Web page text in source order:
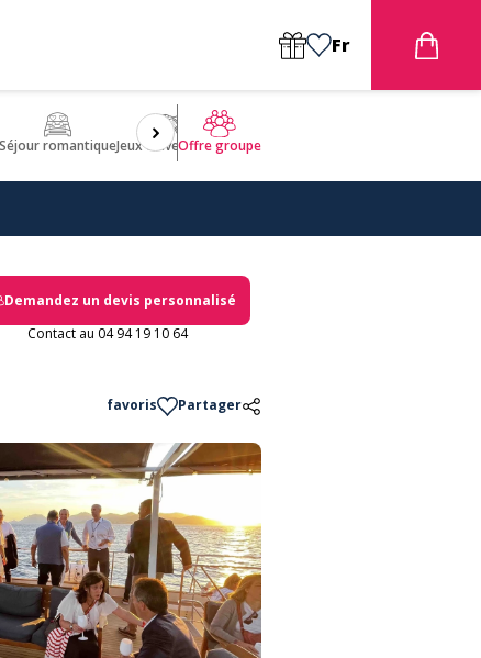
Fr
Séjour romantiqueJeux d'aventuresBien être
Offre groupe
Demandez un devis personnalisé
Contact au 04 94 19 10 64
favoris Partager